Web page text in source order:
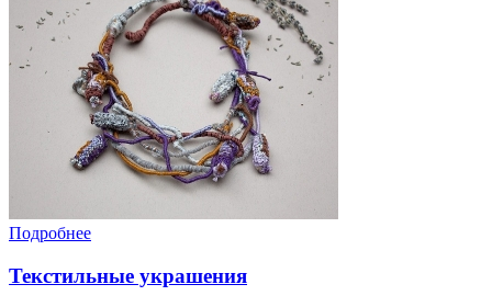
Подробнее
Текстильные украшения